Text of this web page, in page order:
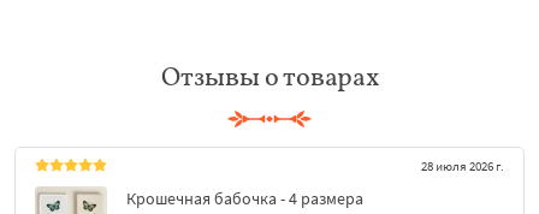
Отзывы о товарах
28 июля 2026 г.
Крошечная бабочка - 4 размера